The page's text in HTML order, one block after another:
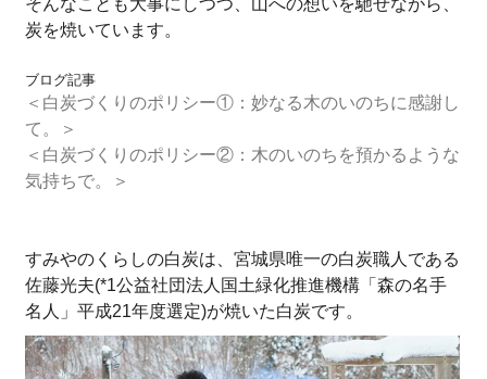
炭を焼いています。
ブログ記事
＜白炭づくりのポリシー①：妙なる木のいのちに感謝し
て。＞
＜白炭づくりのポリシー②：木のいのちを預かるような
気持ちで。＞
すみやのくらしの白炭は、宮城県唯一の白炭職人である
佐藤光夫(*1公益社団法人国土緑化推進機構「森の名手
名人」平成21年度選定)が焼いた白炭です。